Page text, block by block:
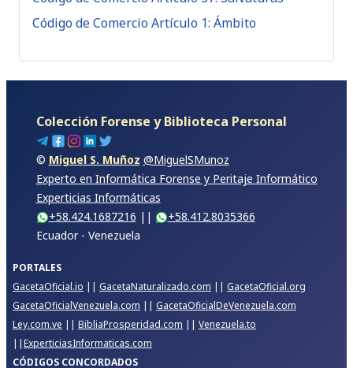
Código de Comercio Artículo 1: Ámbito
Colección Forense y Biblioteca Personal
© Miguel S. Muñoz @MiguelSMunoz
Experto en Informática Forense y Peritaje Informático
Experticias Informáticas
+58.424.1687216 ||
+58.412.8035366
Ecuador - Venezuela
PORTALES
GacetaOficial.io || GacetaNaturalizado.com || GacetaOficial.org
GacetaOficialVenezuela.com || GacetaOficialDeVenezuela.com
Ley.com.ve || BibliaProsperidad.com || Venezuela.to
||ExperticiasInformaticas.com
CÓDIGOS CONCORDADOS